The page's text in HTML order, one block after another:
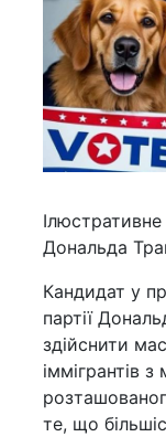
Дональда
Кандидат у
партії
здійснити
іммігрантів з
те, що